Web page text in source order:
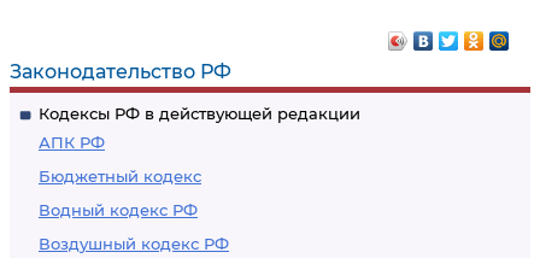
Законодательство РФ
Кодексы РФ в действующей редакции
АПК РФ
Бюджетный кодекс
Водный кодекс РФ
Воздушный кодекс РФ